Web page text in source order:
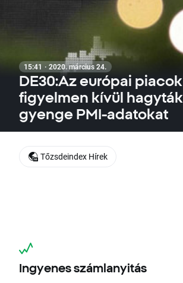
15:41 · 2020. március 24.
DE30:Az európai piacok
figyelmen kívül
gyenge PMI-adatokat
Ingyenes számlanyitás
Tőzsdeindex Hírek